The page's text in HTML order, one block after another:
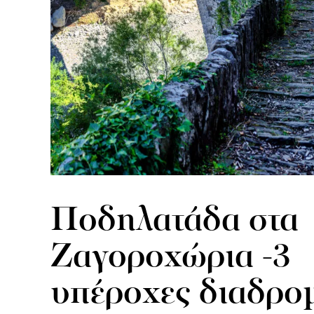
Ποδηλατάδα στα
Ζαγοροχώρια -3
υπέροχες